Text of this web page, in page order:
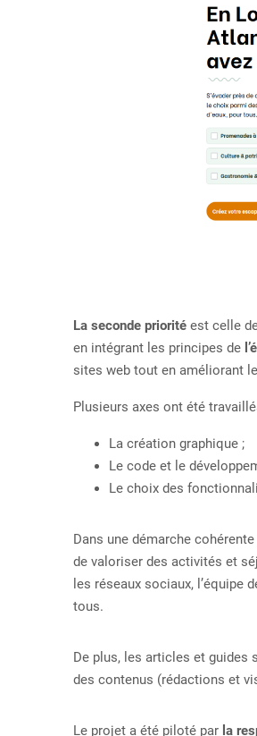
La seconde priorité est celle
en intégrant les principes de
sites web tout en améliorant
Plusieurs axes ont été
La création graphique ;
Le code et le
Le choix des
Dans une démarche
de valoriser des activités et
les réseaux sociaux,
tous.
De plus, les articles et guides
des contenus (rédactions et
Le projet a été piloté par la